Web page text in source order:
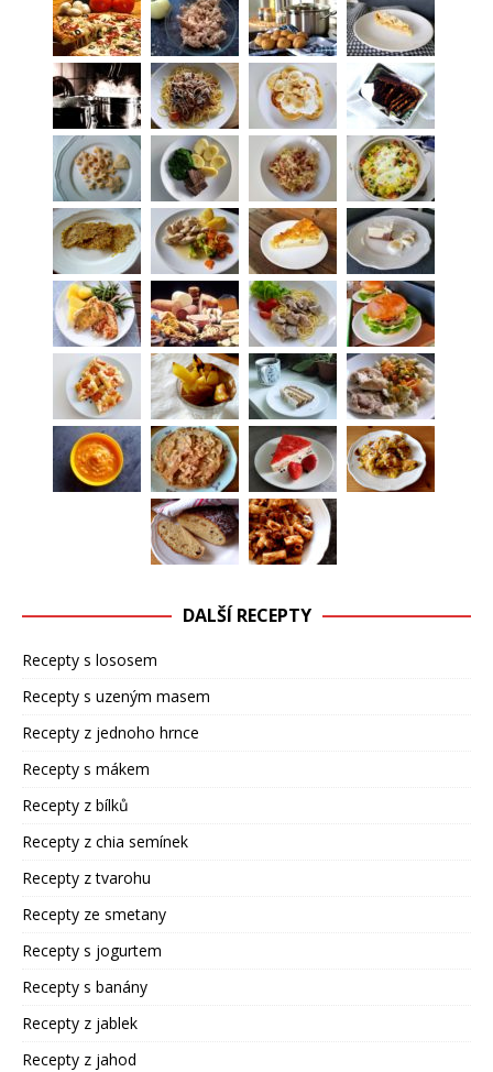
DALŠÍ RECEPTY
Recepty s lososem
Recepty s uzeným masem
Recepty z jednoho hrnce
Recepty s mákem
Recepty z bílků
Recepty z chia semínek
Recepty z tvarohu
Recepty ze smetany
Recepty s jogurtem
Recepty s banány
Recepty z jablek
Recepty z jahod